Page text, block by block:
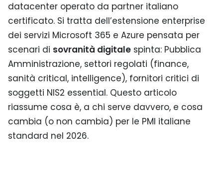
datacenter operato da partner italiano
certificato. Si tratta dell’estensione enterprise
dei servizi Microsoft 365 e Azure pensata per
scenari di sovranità digitale spinta: Pubblica
Amministrazione, settori regolati (finance,
sanità critical, intelligence), fornitori critici di
soggetti NIS2 essential. Questo articolo
riassume cosa è, a chi serve davvero, e cosa
cambia (o non cambia) per le PMI italiane
standard nel 2026.